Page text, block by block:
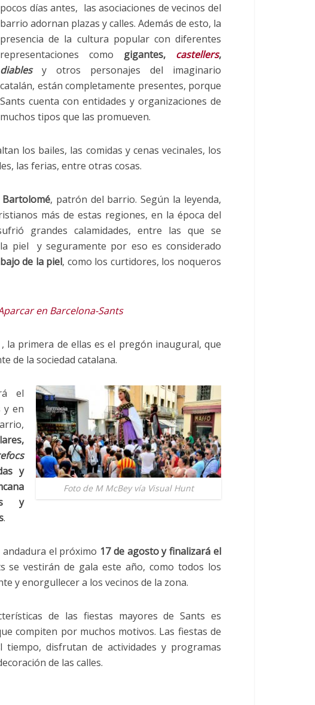
pocos días antes, las asociaciones de vecinos del
barrio adornan plazas y calles. Además de esto, la
presencia de la cultura popular con diferentes
representaciones como gigantes, castellers,
diablesy otros personajes del imaginario
catalán, están completamente presentes, porque
Sants cuenta con entidades y organizaciones de
muchos tipos que las promueven.
los bailes, las comidas y cenas vecinales, los
las ferias, entre otras cosas.
Bartolomé, patrón del barrio. Según la leyenda,
más de estas regiones, en la época del
grandes calamidades, entre las que se
piel y seguramente por eso es considerado
de la piel, como los curtidores, los noqueros
en Barcelona-Sants
la primera de ellas es el pregón inaugural, que
de la sociedad catalana.
Foto de M McBey vía Visual Hunt
el
y en
y
y
.
el próximo 17 de agosto y finalizará el
se vestirán de gala este año, como todos los
y enorgullecer a los vecinos de la zona.
de las fiestas mayores de Sants es
compiten por muchos motivos. Las fiestas de
disfrutan de actividades y programas
de las calles.